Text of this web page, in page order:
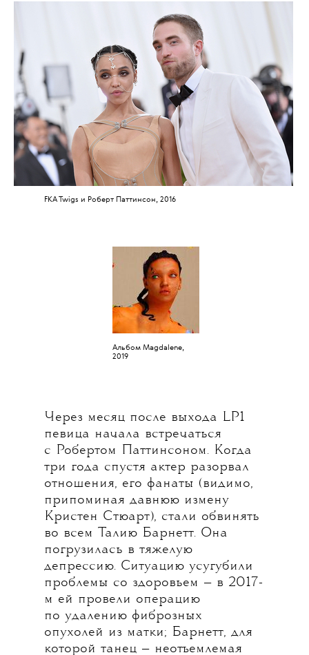
FKA Twigs и Роберт Паттинсон, 2016
Альбом Magdalene,
2019
Через месяц после выхода LP1
певица начала встречаться
с Робертом Паттинсоном. Когда
три года спустя актер разорвал
отношения, его фанаты (видимо,
припоминая давнюю измену
Кристен Стюарт), стали обвинять
во всем Талию Барнетт. Она
погрузилась в тяжелую
депрессию. Ситуацию усугубили
проблемы со здоровьем — в 2017-
м ей провели операцию
по удалению фиброзных
опухолей из матки; Барнетт, для
которой танец — неотъемлемая